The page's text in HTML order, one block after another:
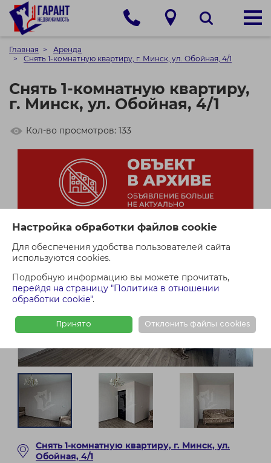
Настройка обработки файлов cookie
Для обеспечения удобства пользователей сайта
используются cookies.
Подробную информацию вы можете прочитать,
перейдя на страницу "Политика в отношении
обработки cookie".
Принято Отклонить файлы cookies
Главная
Аренда
Снять 1-комнатную квартиру, г. Минск, ул. Обойная, 4/1
Снять 1-комнатную квартиру,
г. Минск, ул. Обойная, 4/1
Кол-во просмотров: 133
Снять 1-комнатную квартиру, г. Минск, ул.
Обойная, 4/1